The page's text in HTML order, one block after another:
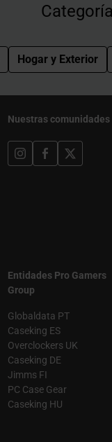
Hogar y Exterior
Nuestras comunidades
Entidades Pro Gamers
Group
Globaldata PT
Caseking ES
Overclockers UK
Caseking DE
Jimms FI
PC Case Gear
Caseking HU